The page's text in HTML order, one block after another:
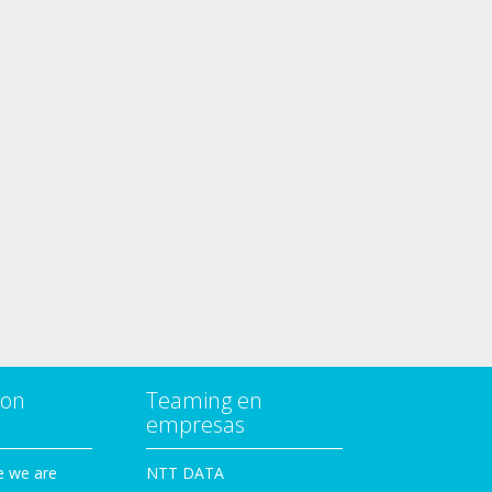
we are
Teaming en
empresas
NTT DATA